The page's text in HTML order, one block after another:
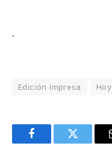
.
Edición Impresa Hoy
FacebookTwitter